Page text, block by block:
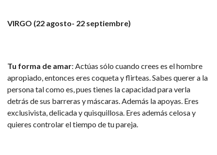
VIRGO (22 agosto- 22 septiembre)
Tu forma de amar: Actúas sólo cuando crees es el hombre
apropiado, entonces eres coqueta y flirteas. Sabes querer a la
persona tal como es, pues tienes la capacidad para verla
detrás de sus barreras y máscaras. Además la apoyas. Eres
exclusivista, delicada y quisquillosa. Eres además celosa y
quieres controlar el tiempo de tu pareja.